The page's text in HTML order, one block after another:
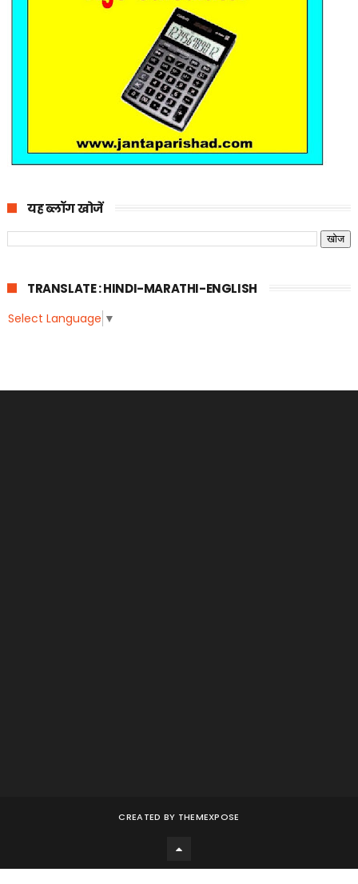
यह ब्लॉग खोजें
TRANSLATE : HINDI-MARATHI-ENGLISH
Select Language ▼
CREATED BY THEMEXPOSE